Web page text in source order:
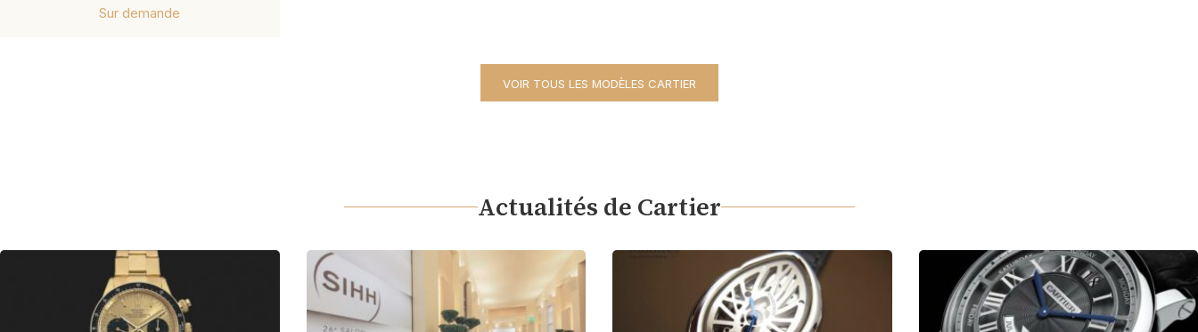
Sur demande
VOIR TOUS LES MODÈLES CARTIER
Actualités de Cartier